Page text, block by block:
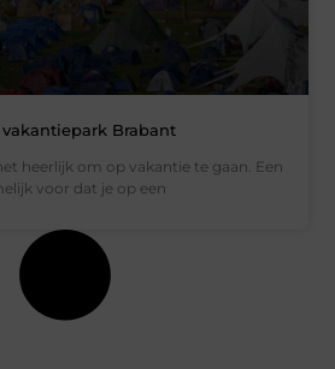
Brabant
heerlijk om op vakantie te gaan. Een
voor dat je op een